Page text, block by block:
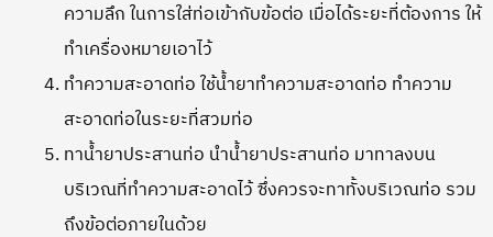
ความลึก ในการใส่ท่อเข้ากับข้อต่อ เมื่อได้ระยะที่ต้องการ ให้
ทำเครื่องหมายเอาไว้
ทำความสะอาดท่อ ใช้น้ำยาทำความสะอาดท่อ ทำความ
สะอาดท่อในระยะที่สวมท่อ
ทาน้ำยาประสานท่อ นำน้ำยาประสานท่อ มาทาลงบน
บริเวณที่ทำความสะอาดไว้ ซึ่งควรจะทาทั้งบริเวณท่อ รวม
ถึงข้อต่อภายในด้วย